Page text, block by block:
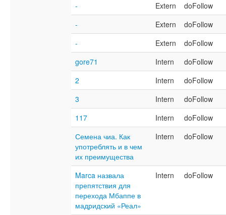
-
Extern
doFollow
-
Extern
doFollow
-
Extern
doFollow
gore71
Intern
doFollow
2
Intern
doFollow
3
Intern
doFollow
117
Intern
doFollow
Семена чиа. Как
употреблять и в чем
их преимущества
Intern doFollow
Marca назвала
препятствия для
перехода Мбаппе в
мадридский «Реал»
Intern doFollow